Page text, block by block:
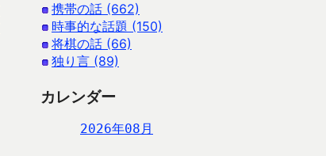
携帯の話 (662)
時事的な話題 (150)
将棋の話 (66)
独り言 (89)
カレンダー
2026年08月